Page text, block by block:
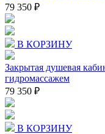
79 350 ₽
В КОРЗИНУ
Закрытая душевая
гидромассажем
79 350 ₽
В КОРЗИНУ